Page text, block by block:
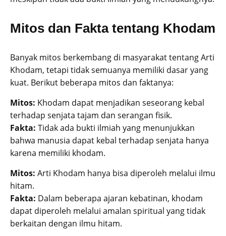
Mitos dan Fakta tentang Khodam
Banyak mitos berkembang di masyarakat tentang Arti
Khodam, tetapi tidak semuanya memiliki dasar yang
kuat. Berikut beberapa mitos dan faktanya:
Mitos: Khodam dapat menjadikan seseorang kebal
terhadap senjata tajam dan serangan fisik.
Fakta: Tidak ada bukti ilmiah yang menunjukkan
bahwa manusia dapat kebal terhadap senjata hanya
karena memiliki khodam.
Mitos: Arti Khodam hanya bisa diperoleh melalui ilmu
hitam.
Fakta: Dalam beberapa ajaran kebatinan, khodam
dapat diperoleh melalui amalan spiritual yang tidak
berkaitan dengan ilmu hitam.